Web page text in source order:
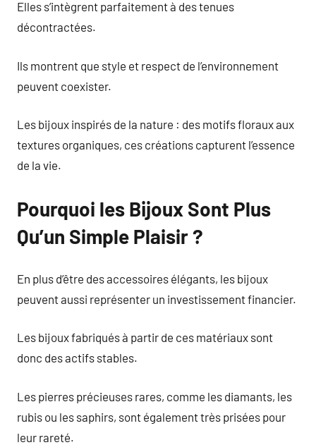
Elles s’intègrent parfaitement à des tenues
décontractées.
Ils montrent que style et respect de l’environnement
peuvent coexister.
Les bijoux inspirés de la nature : des motifs floraux aux
textures organiques, ces créations capturent l’essence
de la vie.
Pourquoi les Bijoux Sont Plus
Qu’un Simple Plaisir ?
En plus d’être des accessoires élégants, les bijoux
peuvent aussi représenter un investissement financier.
Les bijoux fabriqués à partir de ces matériaux sont
donc des actifs stables.
Les pierres précieuses rares, comme les diamants, les
rubis ou les saphirs, sont également très prisées pour
leur rareté.